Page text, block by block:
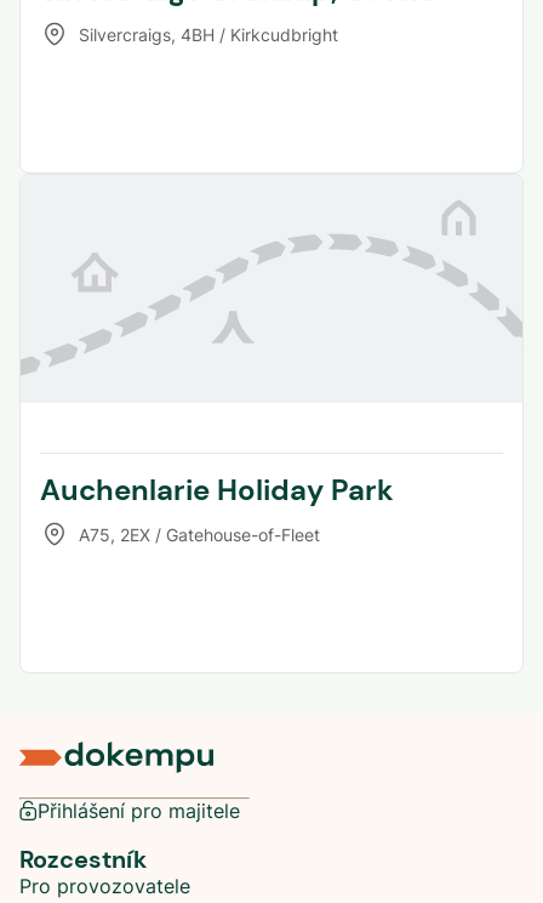
Silvercraigs, 4BH / Kirkcudbright
Auchenlarie Holiday Park
A75, 2EX / Gatehouse-of-Fleet
Přihlášení pro majitele
Rozcestník
Pro provozovatele